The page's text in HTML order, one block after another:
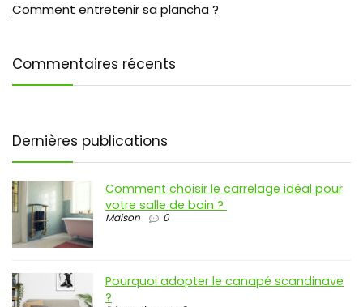
Comment entretenir sa plancha ?
Commentaires récents
Dernières publications
Comment choisir le carrelage idéal pour
votre salle de bain ?
Maison 0
Pourquoi adopter le canapé scandinave
?